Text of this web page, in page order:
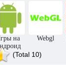
Стикмен
лучник убийца
на
Webgl
(Total 10)